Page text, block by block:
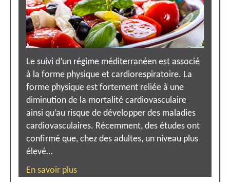
Le suivi d’un régime méditerranéen est associé
à la forme physique et cardiorespiratoire. La
forme physique est fortement reliée à une
diminution de la mortalité cardiovasculaire
ainsi qu’au risque de développer des maladies
cardiovasculaires. Récemment, des études ont
confirmé que, chez des adultes, un niveau plus
élevé…
En savoir plus